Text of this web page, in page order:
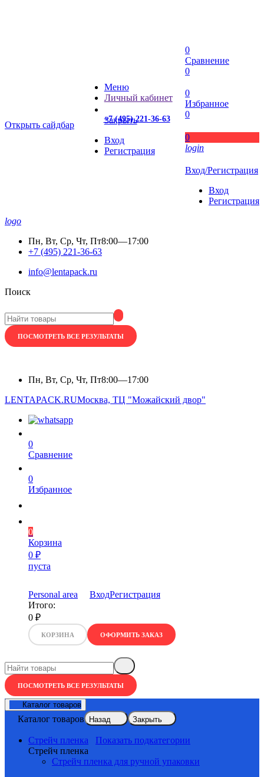
Открыть сайдбар
Меню
Личный кабинет
Закрыть
Вход
Регистрация
0
Сравнение
0
0
Избранное
0
0
+7 (495) 221-36-63
login
Вход/Регистрация
Вход
Регистрация
logo
Пн, Вт, Ср, Чт, Пт8:00—17:00
+7 (495) 221-36-63
info@lentapack.ru
Поиск
ПОСМОТРЕТЬ ВСЕ РЕЗУЛЬТАТЫ
Пн, Вт, Ср, Чт, Пт8:00—17:00
LENTAPACK.RUМосква, ТЦ "Можайский двор"
0
Сравнение
0
Избранное
0
Корзина
0 ₽
пуста
Personal area ВходРегистрация
Итого:
0 ₽
КОРЗИНА ОФОРМИТЬ ЗАКАЗ
ПОСМОТРЕТЬ ВСЕ РЕЗУЛЬТАТЫ
Каталог товаров
Каталог товаров Назад Закрыть
Стрейч пленка
Показать подкатегории
Стрейч пленка
Стрейч пленка для ручной упаковки